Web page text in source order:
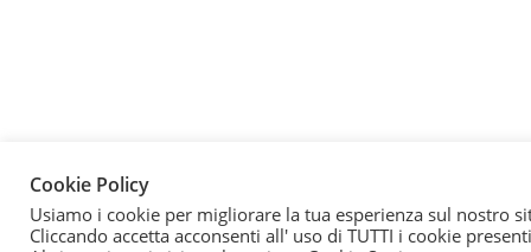
Cookie Policy
Usiamo i cookie per migliorare la tua esperienza sul nostro
Cliccando accetta acconsenti all' uso di TUTTI i cookie